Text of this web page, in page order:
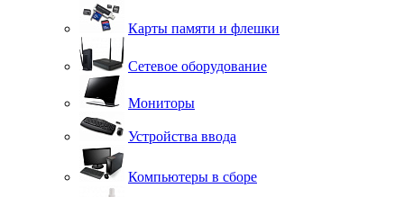
Карты памяти и флешки
Сетевое оборудование
Мониторы
Устройства ввода
Компьютеры в сборе